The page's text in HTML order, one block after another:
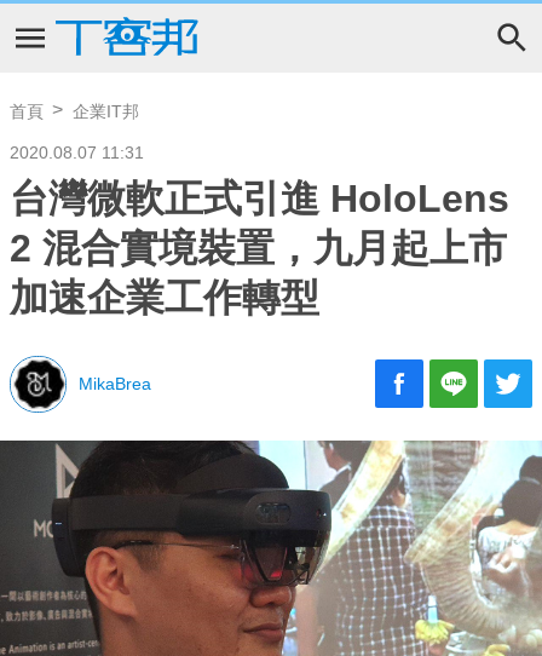
首頁 企業IT邦
2020.08.07 11:31
台灣微軟正式引進 HoloLens
2 混合實境裝置，九月起上市
加速企業工作轉型
MikaBrea